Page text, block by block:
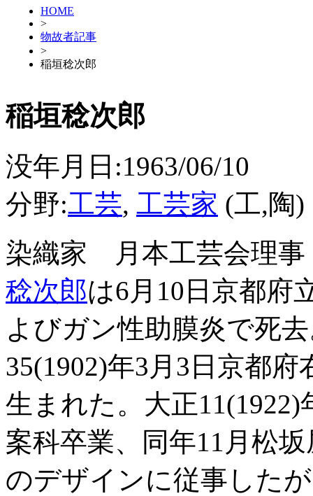
HOME
>
物故者記事
>
稲垣稔次郎
稲垣稔次郎
没年月日:1963/06/10
分野:工芸, 工芸家 (工,陶)
染織家 月本工芸会理事
稔次郎は6月10日京都府
よびガン性助膜炎で死
35(1902)年3月3日京都
生まれた。大正
案科卒業、同年11月松
のデザインに従事した